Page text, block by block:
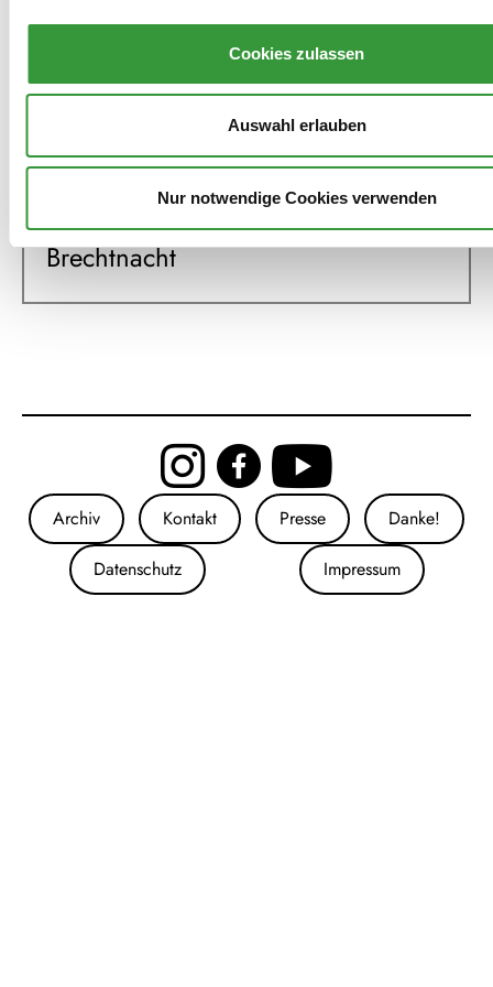
Cookies zulassen
Auswahl erlauben
Nur notwendige Cookies verwenden
Mitwirkungen
2026
Konzertnacht
Brechtnacht
Archiv Kontakt Presse
Danke!
Datenschutz
Impressum